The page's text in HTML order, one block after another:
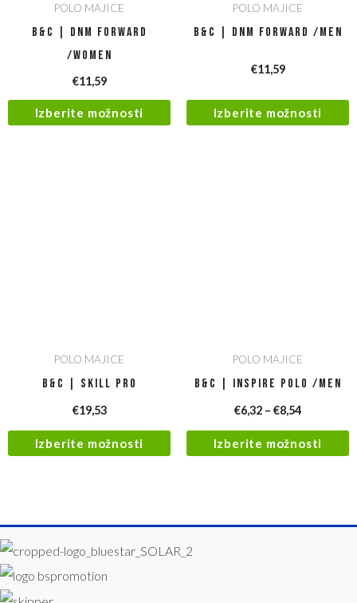
POLO MAJICE
B&C | DNM Forward
/women
€11,59
Izberite možnosti
POLO MAJICE
B&C | DNM Forward /men
€11,59
Izberite možnosti
POLO MAJICE
B&C | Skill Pro
€19,53
Izberite možnosti
POLO MAJICE
B&C | Inspire Polo /men
€6,32 – €8,54
Izberite možnosti